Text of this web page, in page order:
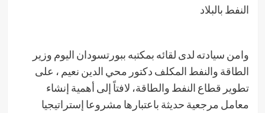
النفط بالبلاد
وامن سيادته لدى لقائه بمكتبه ببورتسودان اليوم وزير
الطاقة والنفط المكلف دكتور محي الدين نعيم ، على
تطوير قطاع النفط والطاقة، لافتاً إلى أهمية إنشاء
معامل مرجعية حديثة باعتبارها مشروعا إستراتيجيا